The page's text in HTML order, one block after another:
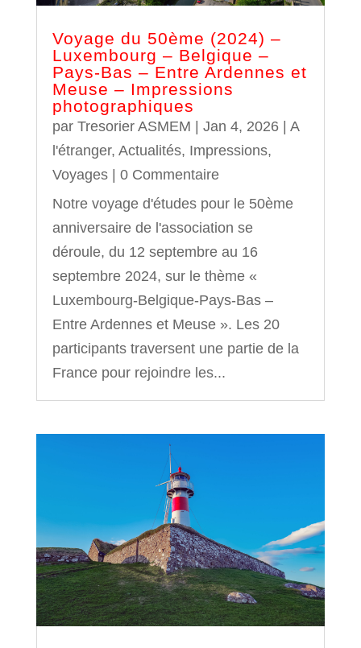
Voyage du 50ème (2024) –
Luxembourg – Belgique –
Pays-Bas – Entre Ardennes et
Meuse – Impressions
photographiques
par Tresorier ASMEM | Jan 4, 2026| A
l'étranger, Actualités, Impressions,
Voyages| 0 Commentaire
Notre voyage d'études pour le 50ème
anniversaire de l'association se
déroule, du 12 septembre au 16
septembre 2024, sur le thème «
Luxembourg-Belgique-Pays-Bas –
Entre Ardennes et Meuse ». Les 20
participants traversent une partie de la
France pour rejoindre les...